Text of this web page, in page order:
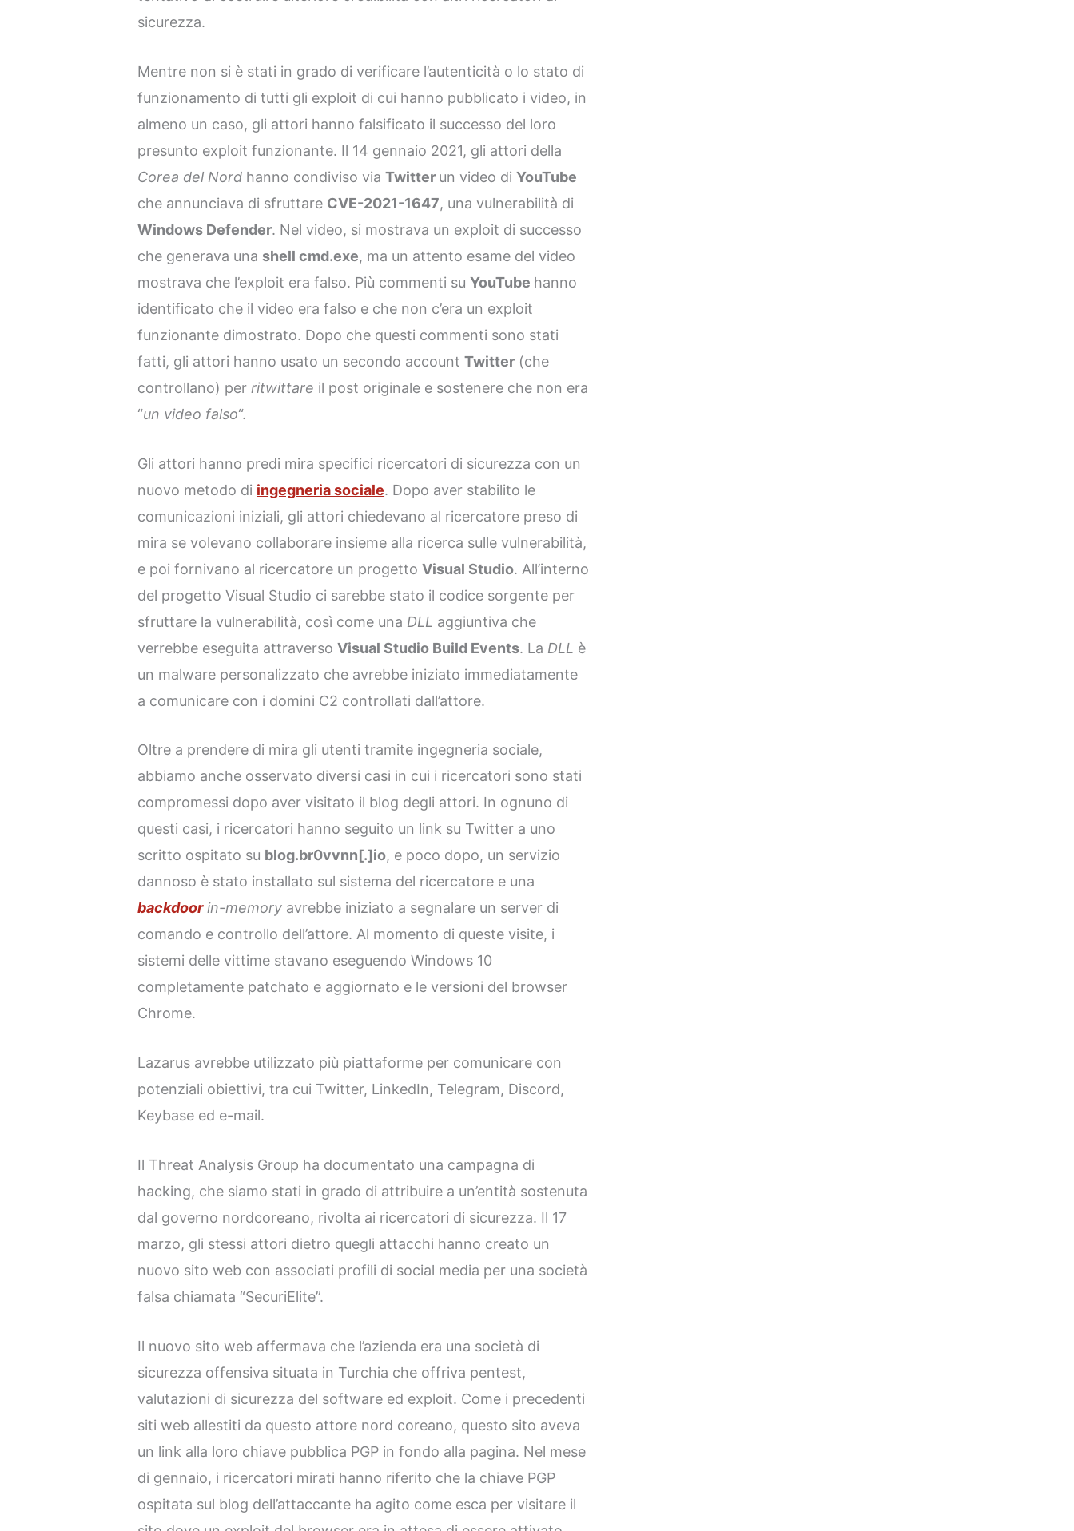
sicurezza.
Mentre non si è stati in grado di verificare l’autenticità o lo stato di
funzionamento di tutti gli exploit di cui hanno pubblicato i video, in
almeno un caso, gli attori hanno falsificato il successo del loro
presunto exploit funzionante. Il 14 gennaio 2021, gli attori della
Corea del Nord hanno condiviso viaTwitter un video diYouTube
che annunciava di sfruttare CVE-2021-1647, una vulnerabilità di
Windows Defender. Nel video, si mostrava un exploit di successo
che generava una shell cmd.exe, ma un attento esame del video
mostrava che l’exploit era falso. Più commenti suYouTube hanno
identificato che il video era falso e che non c’era un exploit
funzionante dimostrato. Dopo che questi commenti sono stati
fatti, gli attori hanno usato un secondo accountTwitter (che
controllano) perritwittare il post originale e sostenere che non era
“un video falso“.
Gli attori hanno predi mira specifici ricercatori di sicurezza con un
nuovo metodo di ingegneria sociale. Dopo aver stabilito le
comunicazioni iniziali, gli attori chiedevano al ricercatore preso di
mira se volevano collaborare insieme alla ricerca sulle vulnerabilità,
e poi fornivano al ricercatore un progettoVisual Studio. All’interno
del progetto Visual Studio ci sarebbe stato il codice sorgente per
sfruttare la vulnerabilità, così come una DLL aggiuntiva che
verrebbe eseguita attraversoVisual Studio Build Events. La DLL è
un malware personalizzato che avrebbe iniziato immediatamente
a comunicare con i domini C2 controllati dall’attore.
Oltre a prendere di mira gli utenti tramite ingegneria sociale,
abbiamo anche osservato diversi casi in cui i ricercatori sono stati
compromessi dopo aver visitato il blog degli attori. In ognuno di
questi casi, i ricercatori hanno seguito un link su Twitter a uno
scritto ospitato su blog.br0vvnn[.]io, e poco dopo, un servizio
dannoso è stato installato sul sistema del ricercatore e una
backdoorin-memory avrebbe iniziato a segnalare un server di
comando e controllo dell’attore. Al momento di queste visite, i
sistemi delle vittime stavano eseguendo Windows 10
completamente patchato e aggiornato e le versioni del browser
Chrome.
Lazarus avrebbe utilizzato più piattaforme per comunicare con
potenziali obiettivi, tra cui Twitter, LinkedIn, Telegram, Discord,
Keybase ed e-mail.
Il Threat Analysis Group ha documentato una campagna di
hacking, che siamo stati in grado di attribuire a un’entità sostenuta
dal governo nordcoreano, rivolta ai ricercatori di sicurezza. Il 17
marzo, gli stessi attori dietro quegli attacchi hanno creato un
nuovo sito web con associati profili di social media per una società
falsa chiamata “SecuriElite”.
Il nuovo sito web affermava che l’azienda era una società di
sicurezza offensiva situata in Turchia che offriva pentest,
valutazioni di sicurezza del software ed exploit. Come i precedenti
siti web allestiti da questo attore nord coreano, questo sito aveva
un link alla loro chiave pubblica PGP in fondo alla pagina. Nel mese
di gennaio, i ricercatori mirati hanno riferito che la chiave PGP
ospitata sul blog dell’attaccante ha agito come esca per visitare il